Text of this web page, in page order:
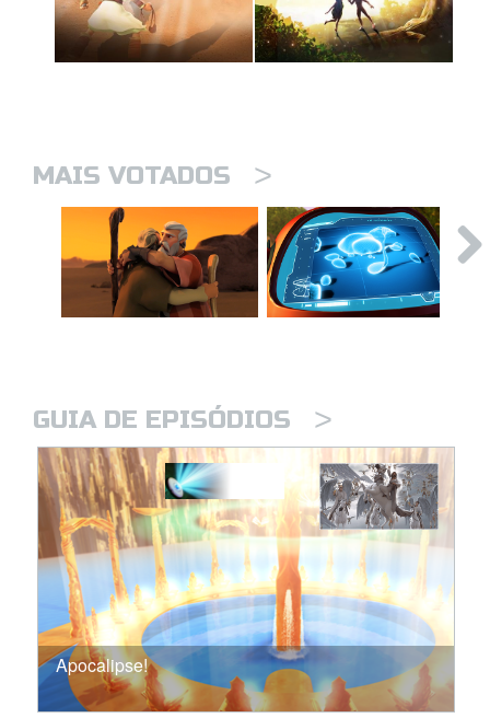
MAIS VOTADOS >
GUIA DE EPISÓDIOS >
Apocalipse!